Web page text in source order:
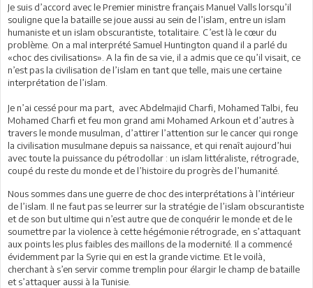
Je suis d’accord avec le Premier ministre français Manuel Valls lorsqu’il
souligne que la bataille se joue aussi au sein de l’islam, entre un islam
humaniste et un islam obscurantiste, totalitaire. C’est là le cœur du
problème. On a mal interprété Samuel Huntington quand il a parlé du
«choc des civilisations». A la fin de sa vie, il a admis que ce qu’il visait, ce
n’est pas la civilisation de l’islam en tant que telle, mais une certaine
interprétation de l’islam.
Je n’ai cessé pour ma part, avec Abdelmajid Charfi, Mohamed Talbi, feu
Mohamed Charfi et feu mon grand ami Mohamed Arkoun et d’autres à
travers le monde musulman, d’attirer l’attention sur le cancer qui ronge
la civilisation musulmane depuis sa naissance, et qui renaît aujourd’hui
avec toute la puissance du pétrodollar : un islam littéraliste, rétrograde,
coupé du reste du monde et de l’histoire du progrès de l’humanité.
Nous sommes dans une guerre de choc des interprétations à l’intérieur
de l’islam. Il ne faut pas se leurrer sur la stratégie de l’islam obscurantiste
et de son but ultime qui n’est autre que de conquérir le monde et de le
soumettre par la violence à cette hégémonie rétrograde, en s’attaquant
aux points les plus faibles des maillons de la modernité. Il a commencé
évidemment par la Syrie qui en est la grande victime. Et le voilà,
cherchant à s’en servir comme tremplin pour élargir le champ de bataille
et s’attaquer aussi à la Tunisie.